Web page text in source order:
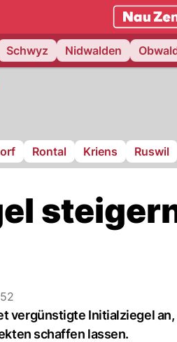
zentralschweiz.
Schwyz Nidwalden
Rontal Kriens Ruswil
vergünstigte Initialziegel
schaffen lassen.